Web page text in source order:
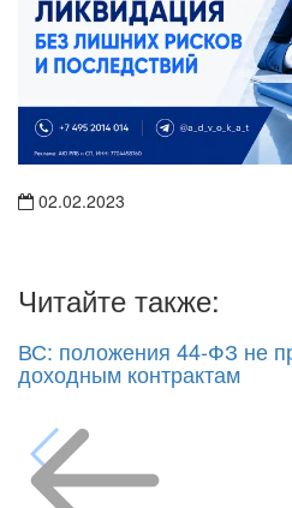
доходным контрактам